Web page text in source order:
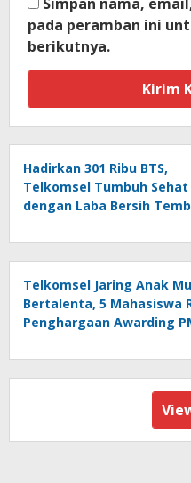
pada peramban ini
berikutnya.
Hadirkan 301 Ribu BTS,
Telkomsel Tumbuh Sehat
dengan Laba Bersih
Telkomsel Jaring Anak
Bertalenta, 5 Mahasiswa
Penghargaan Awarding